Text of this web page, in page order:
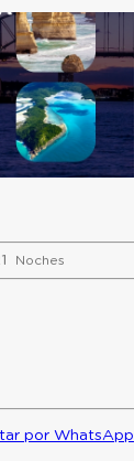
Noches
por WhatsApp